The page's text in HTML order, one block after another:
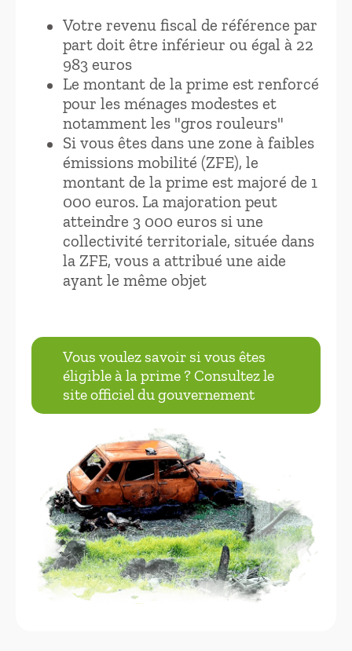
Votre revenu fiscal de référence par
part doit être inférieur ou égal à 22
983 euros
Le montant de la prime est renforcé
pour les ménages modestes et
notamment les "gros rouleurs"
Si vous êtes dans une zone à faibles
émissions mobilité (ZFE), le
montant de la prime est majoré de 1
000 euros. La majoration peut
atteindre 3 000 euros si une
collectivité territoriale, située dans
la ZFE, vous a attribué une aide
ayant le même objet
Vous voulez savoir si vous êtes
éligible à la prime ? Consultez le
site officiel du gouvernement